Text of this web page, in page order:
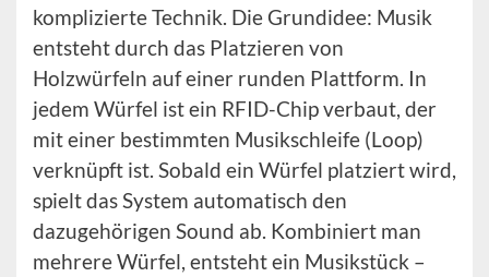
komplizierte Technik. Die Grundidee: Musik
entsteht durch das Platzieren von
Holzwürfeln auf einer runden Plattform. In
jedem Würfel ist ein RFID-Chip verbaut, der
mit einer bestimmten Musikschleife (Loop)
verknüpft ist. Sobald ein Würfel platziert wird,
spielt das System automatisch den
dazugehörigen Sound ab. Kombiniert man
mehrere Würfel, entsteht ein Musikstück –